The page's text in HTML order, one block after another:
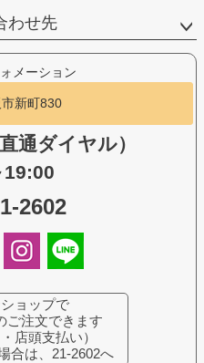
わせ先
メーション
新町830
通ダイヤル）
2602
ョップで
ご注文できます
店頭支払い）
合は、21-2602へ